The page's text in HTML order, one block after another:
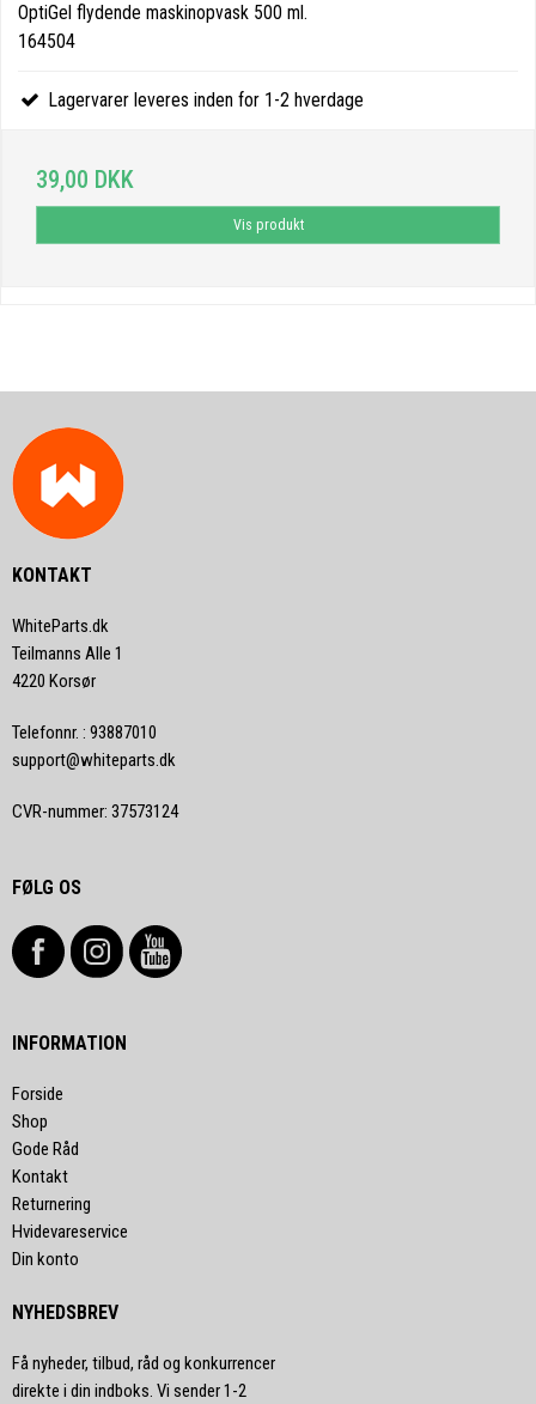
OptiGel flydende maskinopvask 500 ml.
164504
Lagervarer leveres inden for 1-2 hverdage
39,00 DKK
Vis produkt
KONTAKT
WhiteParts.dk
Teilmanns Alle 1
4220 Korsør
Telefonnr. : 93887010
support@whiteparts.dk
CVR-nummer: 37573124
FØLG OS
INFORMATION
Forside
Shop
Gode Råd
Kontakt
Returnering
Hvidevareservice
Din konto
NYHEDSBREV
Få nyheder, tilbud, råd og konkurrencer
direkte i din indboks. Vi sender 1-2